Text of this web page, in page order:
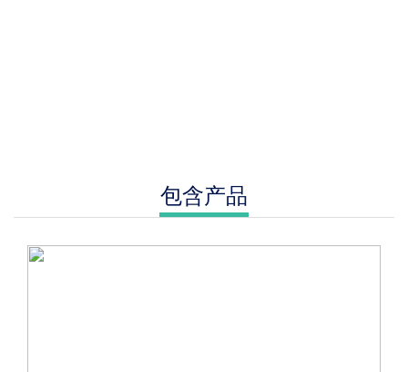
包含产品